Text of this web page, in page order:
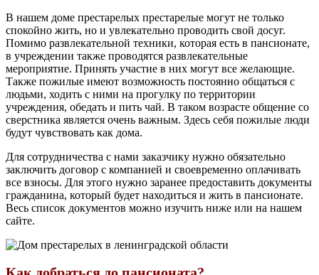
В нашем доме престарелых престарелые могут не только
спокойно жить, но и увлекательно проводить свой досуг.
Помимо развлекательной техники, которая есть в пансионате,
в учреждении также проводятся развлекательные
мероприятие. Принять участие в них могут все желающие.
Также пожилые имеют возможность постоянно общаться с
людьми, ходить с ними на прогулку по территории
учреждения, обедать и пить чай. В таком возрасте общение со
сверстника является очень важным. Здесь себя пожилые люди
будут чувствовать как дома.
Для сотрудничества с нами заказчику нужно обязательно
заключить договор с компанией и своевременно оплачивать
все взносы. Для этого нужно заранее предоставить документы
гражданина, который будет находиться и жить в пансионате.
Весь список документов можно изучить ниже или на нашем
сайте.